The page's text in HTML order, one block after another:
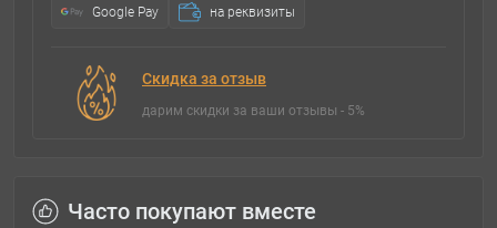
Google Pay на реквизиты
Скидка за отзыв
дарим скидки за ваши отзывы - 5%
Часто покупают вместе